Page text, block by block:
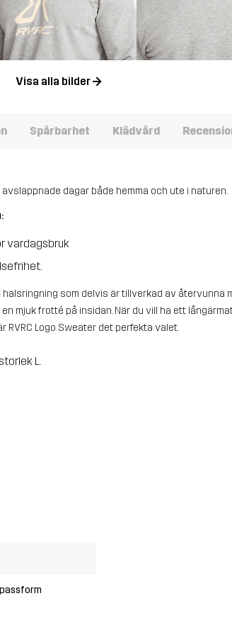
Visa alla bilder
Spårbarhet Klädvård
dagar både hemma och ute i naturen.
vardagsbruk
halsringning som delvis är tillverkad av återvunna
mjuk frotté på insidan. När du vill ha ett
Logo Sweater det perfekta valet.
L.